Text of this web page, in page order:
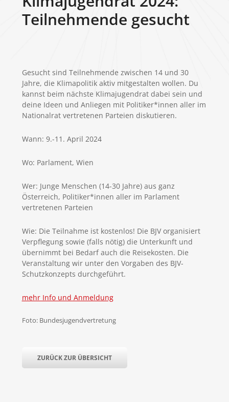
Teilnehmende gesucht
Gesucht sind Teilnehmende zwischen 14 und 30
Jahre, die Klimapolitik aktiv mitgestalten wollen. Du
kannst beim nächste Klimajugendrat dabei sein und
deine Ideen und Anliegen mit Politiker*innen aller im
Nationalrat vertretenen Parteien diskutieren.
Wann: 9.-11. April 2024
Wo: Parlament, Wien
Wer: Junge Menschen (14-30 Jahre) aus ganz
Österreich, Politiker*innen aller im Parlament
vertretenen Parteien
Wie: Die Teilnahme ist kostenlos! Die BJV organisiert
Verpflegung sowie (falls nötig) die Unterkunft und
übernimmt bei Bedarf auch die Reisekosten. Die
Veranstaltung wir unter den Vorgaben des BJV-
Schutzkonzepts durchgeführt.
mehr Info und Anmeldung
Foto: Bundesjugendvertretung
ZURÜCK ZUR ÜBERSICHT